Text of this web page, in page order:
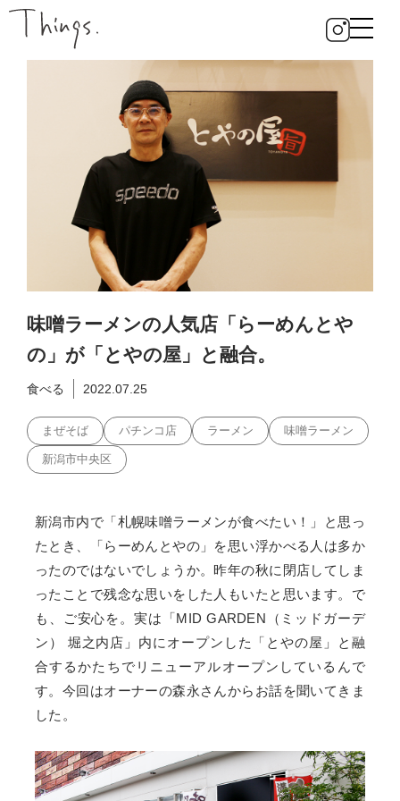
味噌ラーメンの人気店「らーめんとや
の」が「とやの屋」と融合。
食べる 2022.07.25
まぜそば パチンコ店 ラーメン 味噌ラーメン
新潟市中央区
新潟市内で「札幌味噌ラーメンが食べたい！」と思っ
たとき、「らーめんとやの」を思い浮かべる人は多か
ったのではないでしょうか。昨年の秋に閉店してしま
ったことで残念な思いをした人もいたと思います。で
も、ご安心を。実は「MID GARDEN（ミッドガーデ
ン） 堀之内店」内にオープンした「とやの屋」と融
合するかたちでリニューアルオープンしているんで
す。今回はオーナーの森永さんからお話を聞いてきま
した。